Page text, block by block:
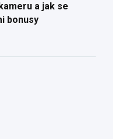
a jak se
bonusy